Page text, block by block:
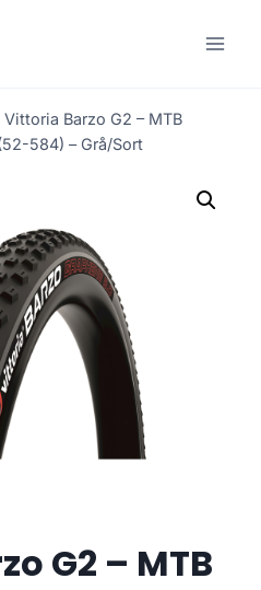
Vittoria Barzo G2 – MTB
584) – Grå/Sort
G2 – MTB